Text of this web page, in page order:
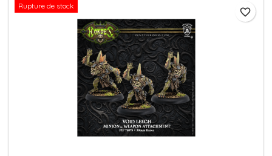
Rupture de stock
favorite_border